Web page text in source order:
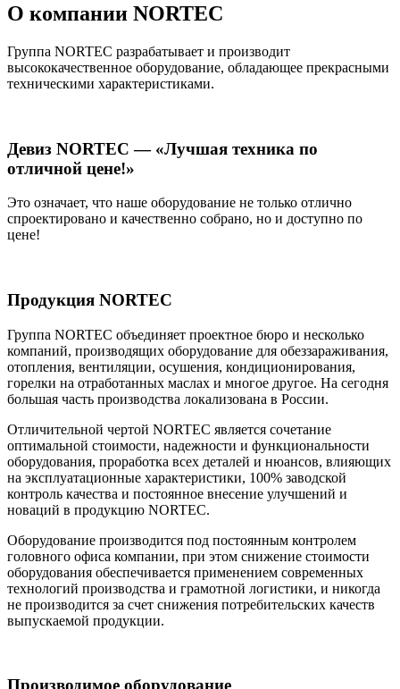
О компании NORTEC
Группа NORTEC разрабатывает и производит
высококачественное оборудование, обладающее прекрасными
техническими характеристиками.
Девиз NORTEC — «Лучшая техника по
отличной цене!»
Это означает, что наше оборудование не только отлично
спроектировано и качественно собрано, но и доступно по
цене!
Продукция NORTEC
Группа NORTEC объединяет проектное бюро и несколько
компаний, производящих оборудование для обеззараживания,
отопления, вентиляции, осушения, кондиционирования,
горелки на отработанных маслах и многое другое. На сегодня
большая часть производства локализована в России.
Отличительной чертой NORTEC является сочетание
оптимальной стоимости, надежности и функциональности
оборудования, проработка всех деталей и нюансов, влияющих
на эксплуатационные характеристики, 100% заводской
контроль качества и постоянное внесение улучшений и
новаций в продукцию NORTEC.
Оборудование производится под постоянным контролем
головного офиса компании, при этом снижение стоимости
оборудования обеспечивается применением современных
технологий производства и грамотной логистики, и никогда
не производится за счет снижения потребительских качеств
выпускаемой продукции.